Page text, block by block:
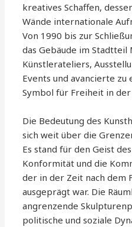
kreatives Schaffen,
Wände internationale
Von 1990 bis zur
das Gebäude im
Künstlerateliers,
Events und avancierte
Symbol für Freiheit in
Die Bedeutung des
sich weit über die
Es stand für den Geist
Konformität und die
der in der Zeit nach dem
ausgeprägt war. Die
angrenzende
politische und soziale